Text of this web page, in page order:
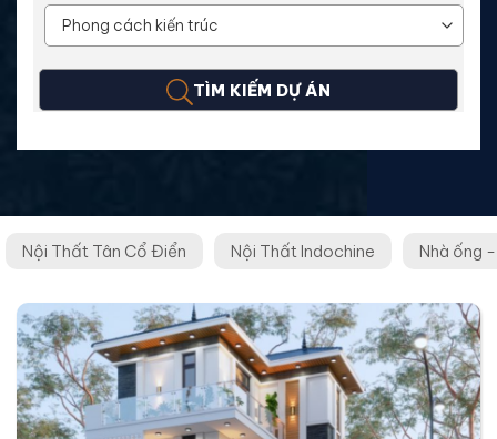
TÌM KIẾM DỰ ÁN
Nội Thất Tân Cổ Điển Nội Thất Indochine Nhà ống